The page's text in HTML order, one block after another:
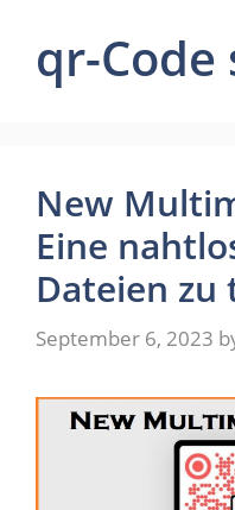
qr-Code
New
Eine
Dateien zu
September 6, 2023